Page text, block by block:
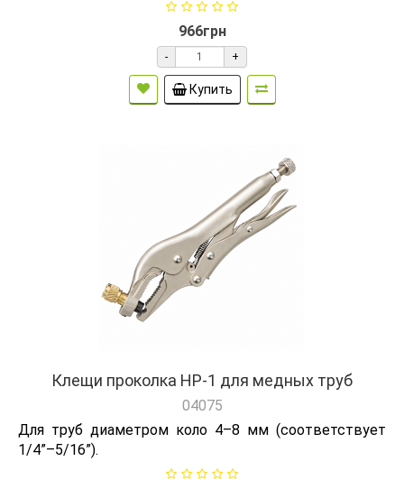
966грн
- +
Купить
Клещи проколка HP-1 для медных труб
04075
Для труб диаметром коло 4–8 мм (соответствует
1/4”–5/16”).